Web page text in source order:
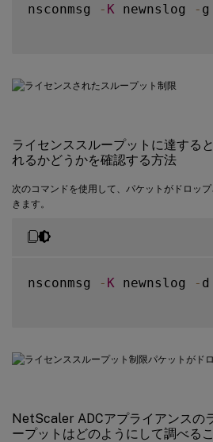
nsconmsg - K newnslog -
ライセンススループットに達する
れるかどうかを確認する方法
次のコマンドを使用して、パケットがドロッ
きます。
nsconmsg - K newnslog -
NetScaler ADCアプライアンスの
ープットはどのようにして調べる